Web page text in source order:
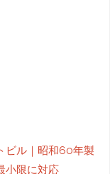
ビル｜昭和60年製
小限に対応